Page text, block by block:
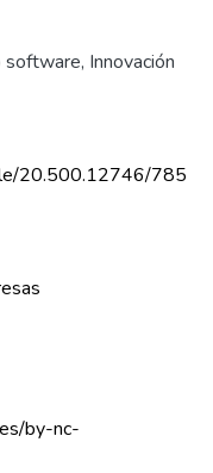
software, Innovación
20.500.12746/785
by-nc-